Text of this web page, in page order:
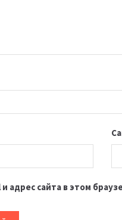
адрес сайта в этом